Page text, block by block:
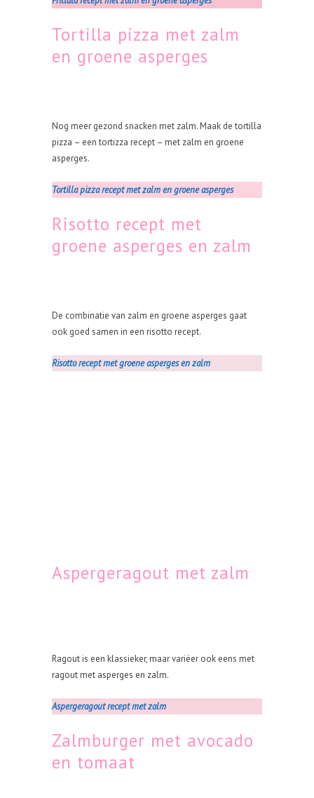
Tortilla pizza met zalm
en groene asperges
Nog meer gezond snacken met zalm. Maak de tortilla
pizza – een tortizza recept – met zalm en groene
asperges.
Tortilla pizza recept met zalm en groene asperges
Risotto recept met
groene asperges en zalm
De combinatie van zalm en groene asperges gaat
ook goed samen in een risotto recept.
Risotto recept met groene asperges en zalm
Aspergeragout met zalm
Ragout is een klassieker, maar variëer ook eens met
ragout met asperges en zalm.
Aspergeragout recept met zalm
Zalmburger met avocado
en tomaat